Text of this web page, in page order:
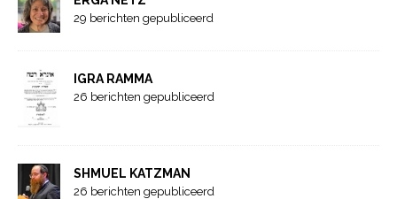
29 berichten gepubliceerd
IGRA RAMMA
26 berichten gepubliceerd
SHMUEL KATZMAN
26 berichten gepubliceerd